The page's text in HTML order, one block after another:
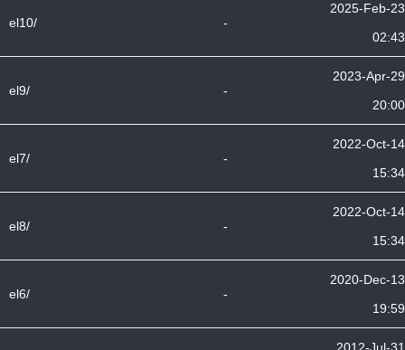
el10/ -
2025-Feb-23
02:43
el9/ -
2023-Apr-29
20:00
el7/ -
2022-Oct-14
15:34
el8/ -
2022-Oct-14
15:34
el6/ -
2020-Dec-13
19:59